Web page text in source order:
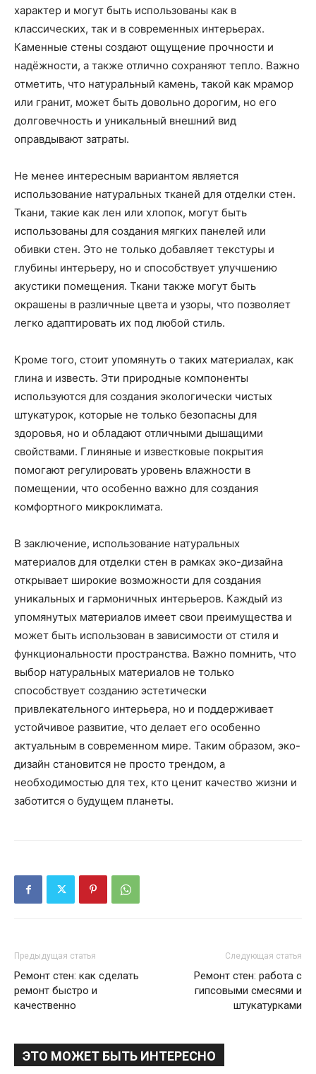
характер и могут быть использованы как в
классических, так и в современных интерьерах.
Каменные стены создают ощущение прочности и
надёжности, а также отлично сохраняют тепло. Важно
отметить, что натуральный камень, такой как мрамор
или гранит, может быть довольно дорогим, но его
долговечность и уникальный внешний вид
оправдывают затраты.
Не менее интересным вариантом является
использование натуральных тканей для отделки стен.
Ткани, такие как лен или хлопок, могут быть
использованы для создания мягких панелей или
обивки стен. Это не только добавляет текстуры и
глубины интерьеру, но и способствует улучшению
акустики помещения. Ткани также могут быть
окрашены в различные цвета и узоры, что позволяет
легко адаптировать их под любой стиль.
Кроме того, стоит упомянуть о таких материалах, как
глина и известь. Эти природные компоненты
используются для создания экологически чистых
штукатурок, которые не только безопасны для
здоровья, но и обладают отличными дышащими
свойствами. Глиняные и известковые покрытия
помогают регулировать уровень влажности в
помещении, что особенно важно для создания
комфортного микроклимата.
В заключение, использование натуральных
материалов для отделки стен в рамках эко-дизайна
открывает широкие возможности для создания
уникальных и гармоничных интерьеров. Каждый из
упомянутых материалов имеет свои преимущества и
может быть использован в зависимости от стиля и
функциональности пространства. Важно помнить, что
выбор натуральных материалов не только
способствует созданию эстетически
привлекательного интерьера, но и поддерживает
устойчивое развитие, что делает его особенно
актуальным в современном мире. Таким образом, эко-
дизайн становится не просто трендом, а
необходимостью для тех, кто ценит качество жизни и
заботится о будущем планеты.
Предыдущая статья
Ремонт стен: как сделать
ремонт быстро и
качественно
Следующая статья
Ремонт стен: работа с
гипсовыми смесями и
штукатурками
ЭТО МОЖЕТ БЫТЬ ИНТЕРЕСНО